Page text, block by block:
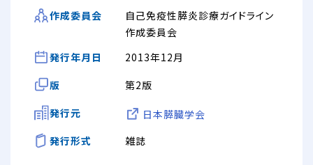
作成委員会
自己免疫性膵炎診療ガイドライン
作成委員会
発行年月日
2013年12月
版
第2版
発行元
日本膵臓学会
発行形式
雑誌